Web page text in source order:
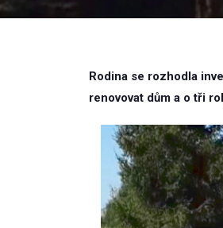
Rodina se rozhodla
renovovat dům a o tři